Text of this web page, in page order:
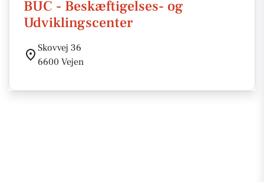
BUC - Beskæftigelses- og
Udviklingscenter
Skovvej 36
6600 Vejen